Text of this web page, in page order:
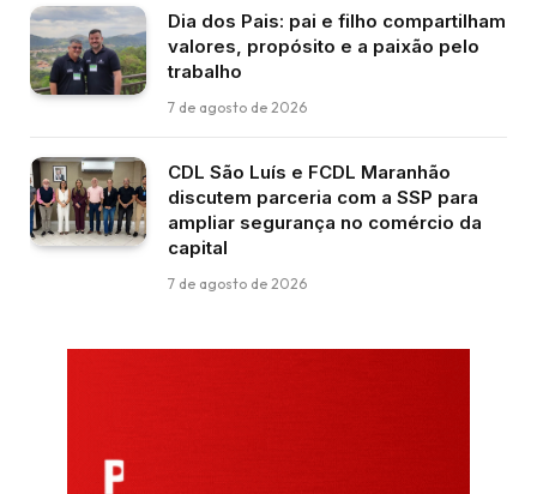
Dia dos Pais: pai e filho compartilham
valores, propósito e a paixão pelo
trabalho
7 de agosto de 2026
CDL São Luís e FCDL Maranhão
discutem parceria com a SSP para
ampliar segurança no comércio da
capital
7 de agosto de 2026